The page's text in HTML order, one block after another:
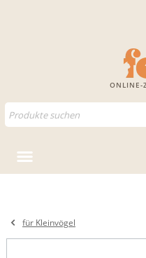
ONLINE-
für Kleinvögel